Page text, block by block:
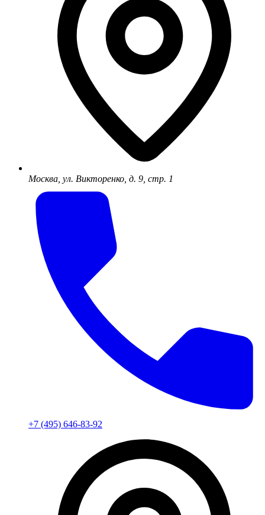
Москва, ул. Викторенко, д. 9, стр. 1
+7 (495) 646-83-92